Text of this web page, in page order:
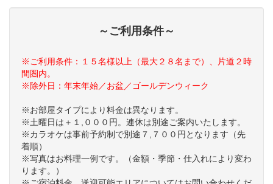
～ご利用条件～
※ご利用条件：１５名様以上（最大２８名まで）、片道２時
間圏内。
※除外日：年末年始／お盆／ゴールデンウィーク
※お部屋タイプにより料金は異なります。
※土曜日は＋１,０００円。連休は別途ご案内いたします。
※カラオケは事前予約制で別途７,７００円となります（先
着順）
※写真はお料理一例です。（金額・季節・仕入れにより変わ
ります。）